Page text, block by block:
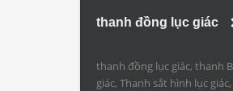
thanh đồng lục giác
thanh đồng lục giác, thanh
giác, Thanh sắt hình lục